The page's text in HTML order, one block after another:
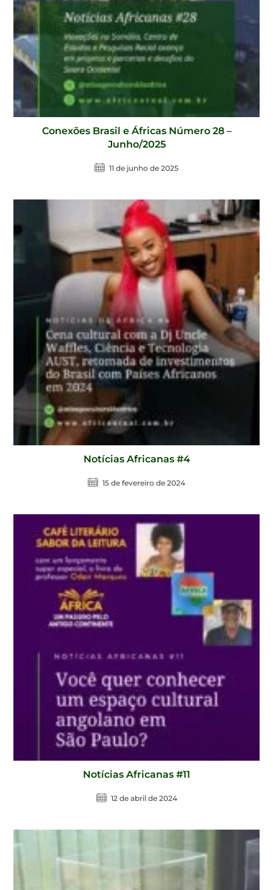
Conexões Brasil e Áfricas Número 28 –
Junho/2025
11 de junho de 2025
Notícias Africanas #4
15 de fevereiro de 2024
Notícias Africanas #11
12 de abril de 2024